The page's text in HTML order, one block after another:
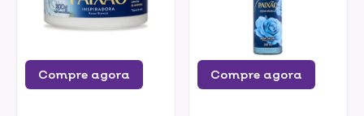
Compre agora Compre agora